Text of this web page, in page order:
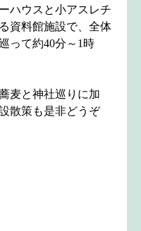
ハウスと小アスレチ
資料館施設で、全体
って約40分～1時
麦と神社巡りに加
散策も是非どうぞ